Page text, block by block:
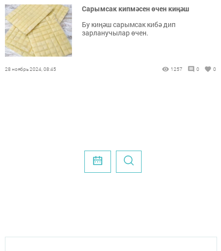
Сарымсак кипмәсен өчен киңәш
Бу киңәш сарымсак кибә дип
зарланучылар өчен.
28 ноябрь 2024, 08:45 1257 0 0